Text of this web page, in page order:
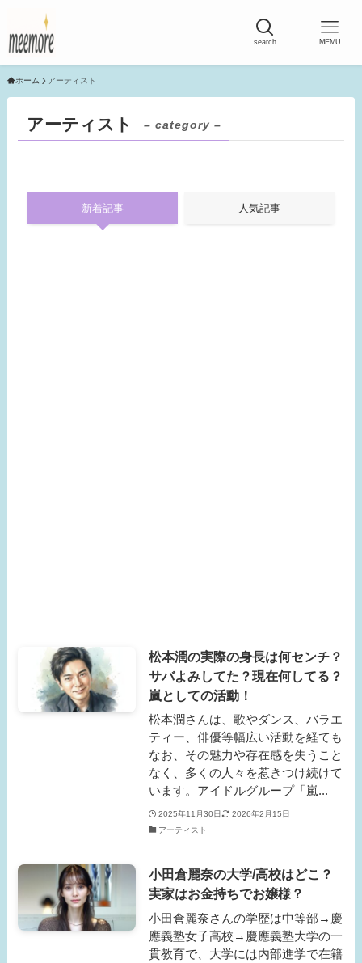
search MEMU
ホーム アーティスト
アーティスト – category –
新着記事 人気記事
松本潤の実際の身長は何センチ？
サバよみしてた？現在何してる？
嵐としての活動！
松本潤さんは、歌やダンス、バラエ
ティー、俳優等幅広い活動を経ても
なお、その魅力や存在感を失うこと
なく、多くの人々を惹きつけ続けて
います。アイドルグループ「嵐...
2025年11月30日
2026年2月15日
アーティスト
小田倉麗奈の大学/高校はどこ？
実家はお金持ちでお嬢様？
小田倉麗奈さんの学歴は中等部→慶
應義塾女子高校→慶應義塾大学の一
貫教育で、大学には内部進学で在籍